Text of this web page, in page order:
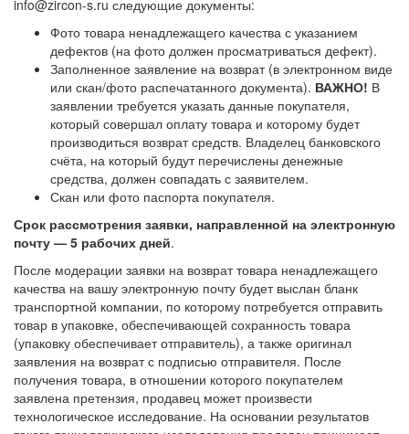
info@zircon-s.ru следующие документы:
Фото товара ненадлежащего качества с указанием
дефектов (на фото должен просматриваться дефект).
Заполненное заявление на возврат (в электронном виде
или скан/фото распечатанного документа). ВАЖНО! В
заявлении требуется указать данные покупателя,
который совершал оплату товара и которому будет
производиться возврат средств. Владелец банковского
счёта, на который будут перечислены денежные
средства, должен совпадать с заявителем.
Скан или фото паспорта покупателя.
Срок рассмотрения заявки, направленной на электронную
почту — 5 рабочих дней.
После модерации заявки на возврат товара ненадлежащего
качества на вашу электронную почту будет выслан бланк
транспортной компании, по которому потребуется отправить
товар в упаковке, обеспечивающей сохранность товара
(упаковку обеспечивает отправитель), а также оригинал
заявления на возврат с подписью отправителя. После
получения товара, в отношении которого покупателем
заявлена претензия, продавец может произвести
технологическое исследование. На основании результатов